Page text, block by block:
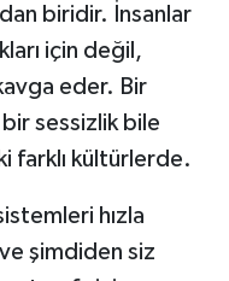
biridir. İnsanlar
için değil,
eder. Bir
sessizlik bile
farklı kültürlerde.
hızla
şimdiden siz